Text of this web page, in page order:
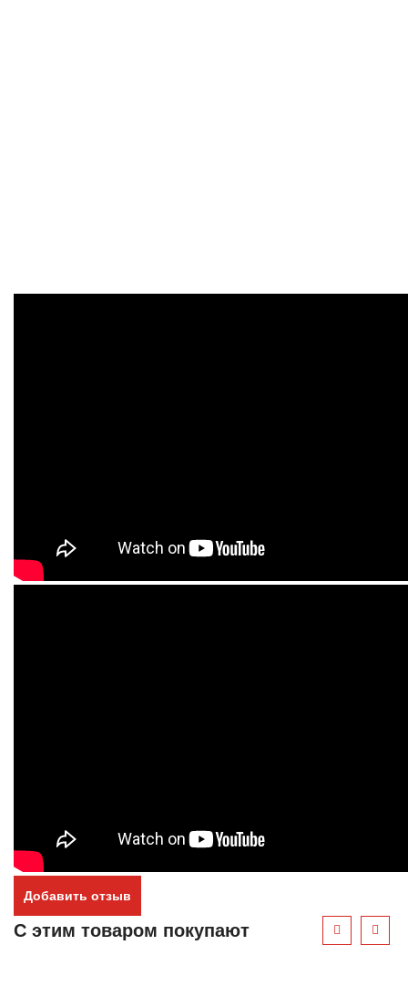
Добавить отзыв
С этим товаром покупают